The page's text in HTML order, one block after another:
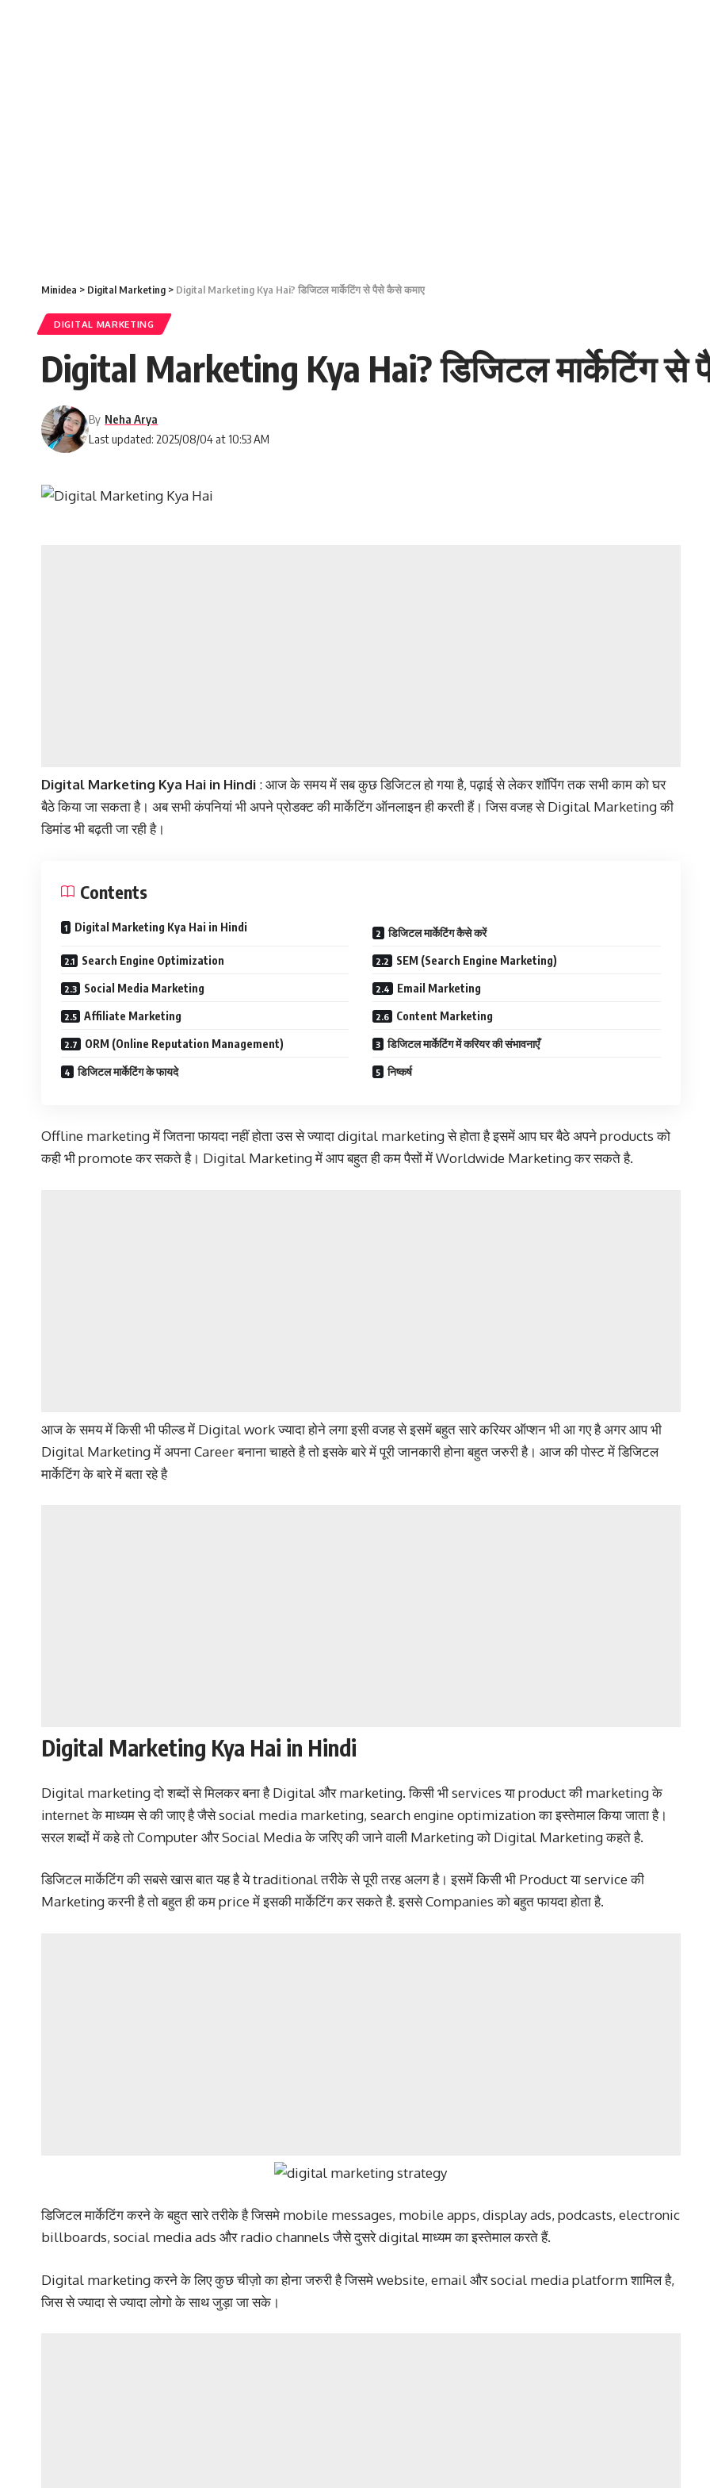
Minidea > Digital Marketing > Digital Marketing Kya Hai? डिजिटल मार्केटिंग से पैसे कैसे कमाए
DIGITAL MARKETING
Digital Marketing Kya Hai? डिजिटल मार्केटिंग
Last updated: 2025/08/04 at 10:53 AM
By Neha Arya
Digital Marketing Kya Hai in Hindi : आज के समय में सब कुछ डिजिटल हो गया है, पढ़ाई से लेकर शॉपिंग तक सभी काम को घर
बैठे किया जा सकता है। अब सभी कंपनियां भी अपने प्रोडक्ट की मार्केटिंग ऑनलाइन ही करती हैं। जिस वजह से Digital Marketing की
डिमांड भी बढ़ती जा रही है।
Contents
Digital Marketing Kya Hai in Hindi डिजिटल मार्केटिंग कैसे करें
Search Engine Optimization SEM (Search Engine Marketing)
Social Media Marketing Email Marketing
Affiliate Marketing Content Marketing
ORM (Online Reputation Management) डिजिटल मार्केटिंग में करियर की संभावनाएँ
डिजिटल मार्केटिंग के फायदे निष्कर्ष
Offline marketing में जितना फायदा नहीं होता उस से ज्यादा digital marketing से होता है इसमें आप घर बैठे अपने products को
कही भी promote कर सकते है। Digital Marketing में आप बहुत ही कम पैसों में Worldwide Marketing कर सकते है.
आज के समय में किसी भी फील्ड में Digital work ज्यादा होने लगा इसी वजह से इसमें बहुत सारे करियर ऑप्शन भी आ गए है अगर आप भी
Digital Marketing में अपना Career बनाना चाहते है तो इसके बारे में पूरी जानकारी होना बहुत जरुरी है। आज की पोस्ट में डिजिटल
मार्केटिंग के बारे में बता रहे है
Digital Marketing Kya Hai in Hindi
Digital marketing दो शब्दों से मिलकर बना है Digital और marketing. किसी भी services या product की marketing के
internet के माध्यम से की जाए है जैसे social media marketing, search engine optimization का इस्तेमाल किया जाता है।
सरल शब्दों में कहे तो Computer और Social Media के जरिए की जाने वाली Marketing को Digital Marketing कहते है.
डिजिटल मार्केटिंग की सबसे खास बात यह है ये traditional तरीके से पूरी तरह अलग है। इसमें किसी भी Product या service की
Marketing करनी है तो बहुत ही कम price में इसकी मार्केटिंग कर सकते है. इससे Companies को बहुत फायदा होता है.
डिजिटल मार्केटिंग करने के बहुत सारे तरीके है जिसमे mobile messages, mobile apps, display ads, podcasts, electronic
billboards, social media ads और radio channels जैसे दुसरे digital माध्यम का इस्तेमाल करते हैं.
Digital marketing करने के लिए कुछ चीज़ो का होना जरुरी है जिसमे website, email और social media platform शामिल है,
जिस से ज्यादा से ज्यादा लोगो के साथ जुड़ा जा सके।